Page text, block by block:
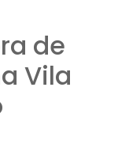
de
Vila